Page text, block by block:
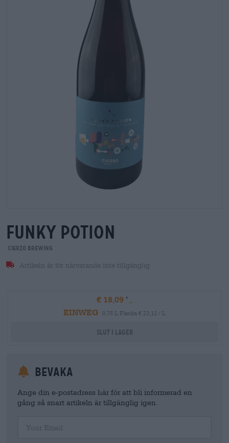
funky potion
Cierzo Brewing
Artikeln är för närvarande inte tillgänglig
€ 18,09
EINWEG
0,75 L Flaska € 23,12 / L
Slut i lager
Bevaka
Ange din e-postadress här för att bli informerad en
gång så snart artikeln är tillgänglig igen.